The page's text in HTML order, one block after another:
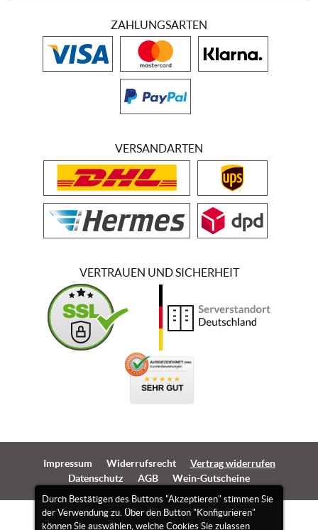
Durch Bestätigen des Buttons "Akzeptieren" stimmen Sie
der Verwendung zu. Über den Button "Konfigurieren"
können Sie auswählen, welche Cookies Sie zulassen
ZAHLUNGSARTEN
VERSANDARTEN
VERTRAUEN UND SICHERHEIT
Impressum Widerrufsrecht
Vertrag widerrufen
Datenschutz
AGB Wein-Gutscheine